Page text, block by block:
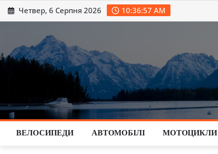
Перейти
до
Четвер, 6 Серпня 2026 10:36:58 AM
ВЕЛОСИПЕДИ АВТОМОБІЛІ МОТОЦИКЛИ